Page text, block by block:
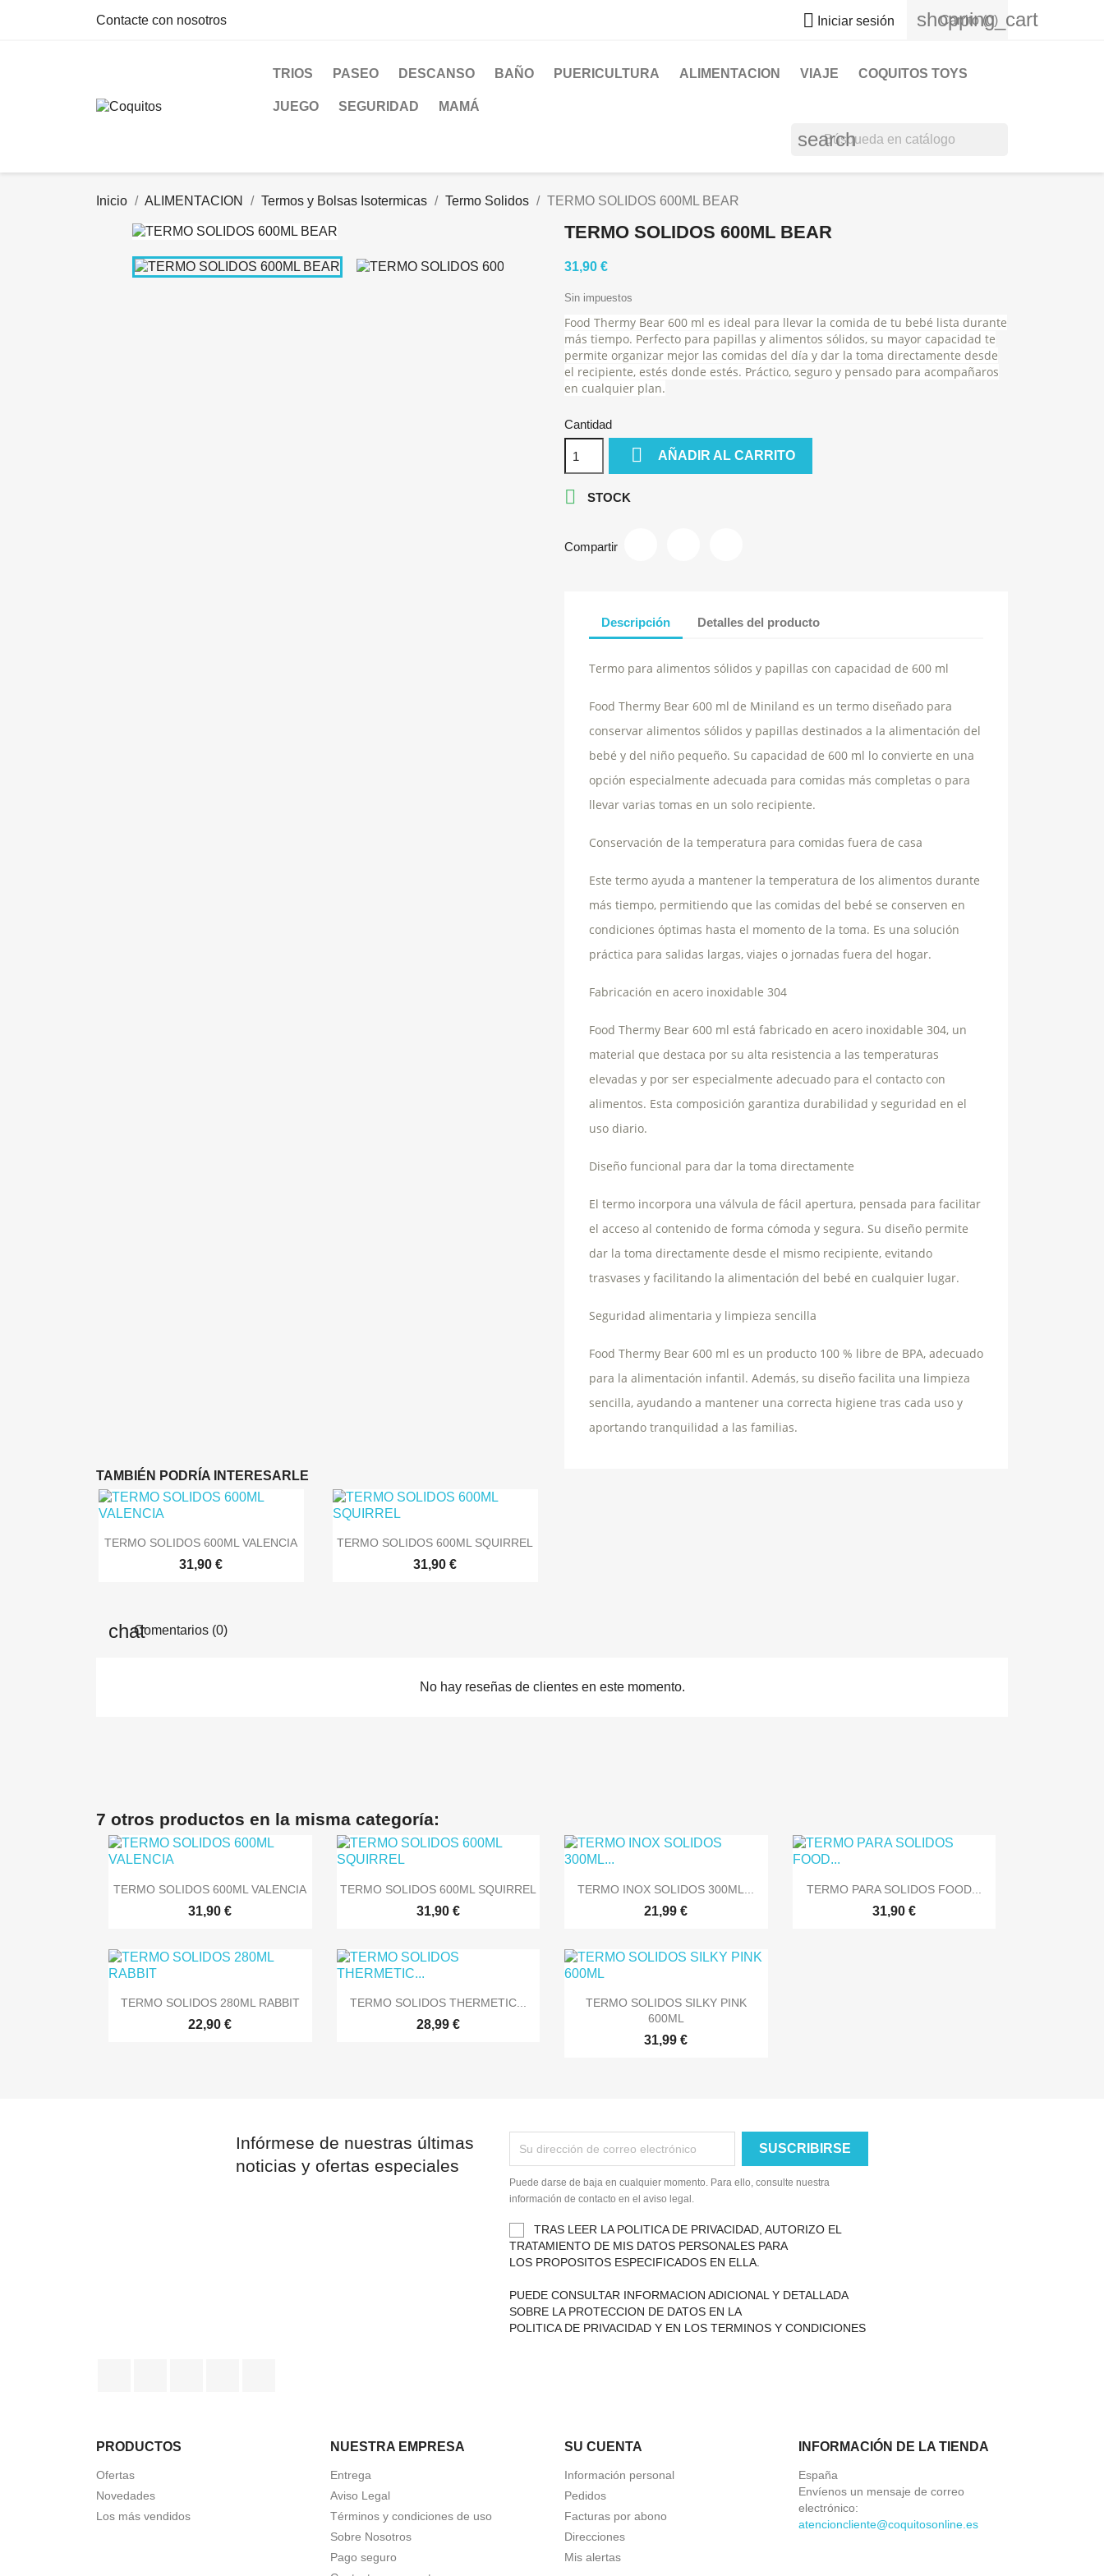
Contacte con nosotros  Iniciar sesión shopping_cart
Carrito (0)
TRIOS PASEO DESCANSO BAÑO PUERICULTURA ALIMENTACION VIAJE COQUITOS TOYS
JUEGO SEGURIDAD MAMÁ
search
Inicio ALIMENTACION Termos y Bolsas Isotermicas Termo Solidos TERMO SOLIDOS 600ML BEAR
TERMO SOLIDOS 600ML BEAR
31,90 €
Sin impuestos
Food Thermy Bear 600 ml es ideal para llevar la comida de tu bebé lista durante
más tiempo. Perfecto para papillas y alimentos sólidos, su mayor capacidad te
permite organizar mejor las comidas del día y dar la toma directamente desde
el recipiente, estés donde estés. Práctico, seguro y pensado para acompañaros
en cualquier plan.
Cantidad
 AÑADIR AL CARRITO
 STOCK
Compartir
Descripción Detalles del producto
Termo para alimentos sólidos y papillas con capacidad de 600 ml
Food Thermy Bear 600 ml de Miniland es un termo diseñado para
conservar alimentos sólidos y papillas destinados a la alimentación del
bebé y del niño pequeño. Su capacidad de 600 ml lo convierte en una
opción especialmente adecuada para comidas más completas o para
llevar varias tomas en un solo recipiente.
Conservación de la temperatura para comidas fuera de casa
Este termo ayuda a mantener la temperatura de los alimentos durante
más tiempo, permitiendo que las comidas del bebé se conserven en
condiciones óptimas hasta el momento de la toma. Es una solución
práctica para salidas largas, viajes o jornadas fuera del hogar.
Fabricación en acero inoxidable 304
Food Thermy Bear 600 ml está fabricado en acero inoxidable 304, un
material que destaca por su alta resistencia a las temperaturas
elevadas y por ser especialmente adecuado para el contacto con
alimentos. Esta composición garantiza durabilidad y seguridad en el
uso diario.
Diseño funcional para dar la toma directamente
El termo incorpora una válvula de fácil apertura, pensada para facilitar
el acceso al contenido de forma cómoda y segura. Su diseño permite
dar la toma directamente desde el mismo recipiente, evitando
trasvases y facilitando la alimentación del bebé en cualquier lugar.
Seguridad alimentaria y limpieza sencilla
Food Thermy Bear 600 ml es un producto 100 % libre de BPA, adecuado
para la alimentación infantil. Además, su diseño facilita una limpieza
sencilla, ayudando a mantener una correcta higiene tras cada uso y
aportando tranquilidad a las familias.
TAMBIÉN PODRÍA INTERESARLE
 Vista rápida
TERMO SOLIDOS 600ML VALENCIA
31,90 €
 Vista rápida
TERMO SOLIDOS 600ML SQUIRREL
31,90 €
Comentarios (0)
No hay reseñas de clientes en este momento.
7 otros productos en la misma categoría:
 Vista rápida
TERMO SOLIDOS 600ML VALENCIA
31,90 €
 Vista rápida
TERMO SOLIDOS 600ML SQUIRREL
31,90 €
 Vista rápida
TERMO INOX SOLIDOS 300ML...
21,99 €
 Vista rápida
TERMO PARA SOLIDOS FOOD...
31,90 €
 Vista rápida
TERMO SOLIDOS 280ML RABBIT
22,90 €
 Vista rápida
TERMO SOLIDOS THERMETIC...
28,99 €
 Vista rápida
TERMO SOLIDOS SILKY PINK
600ML
31,99 €
Infórmese de nuestras últimas
noticias y ofertas especiales
Puede darse de baja en cualquier momento. Para ello, consulte nuestra
información de contacto en el aviso legal.
TRAS LEER LA POLITICA DE PRIVACIDAD, AUTORIZO EL
TRATAMIENTO DE MIS DATOS PERSONALES PARA
LOS PROPOSITOS ESPECIFICADOS EN ELLA.
PUEDE CONSULTAR INFORMACION ADICIONAL Y DETALLADA
SOBRE LA PROTECCION DE DATOS EN LA
POLITICA DE PRIVACIDAD Y EN LOS TERMINOS Y CONDICIONES
PRODUCTOS
Ofertas
Novedades
Los más vendidos
NUESTRA EMPRESA
Entrega
Aviso Legal
Términos y condiciones de uso
Sobre Nosotros
Pago seguro
SU CUENTA
Información personal
Pedidos
Facturas por abono
Direcciones
Mis alertas
INFORMACIÓN DE LA TIENDA
España
Envíenos un mensaje de correo
electrónico:
atencioncliente@coquitosonline.es